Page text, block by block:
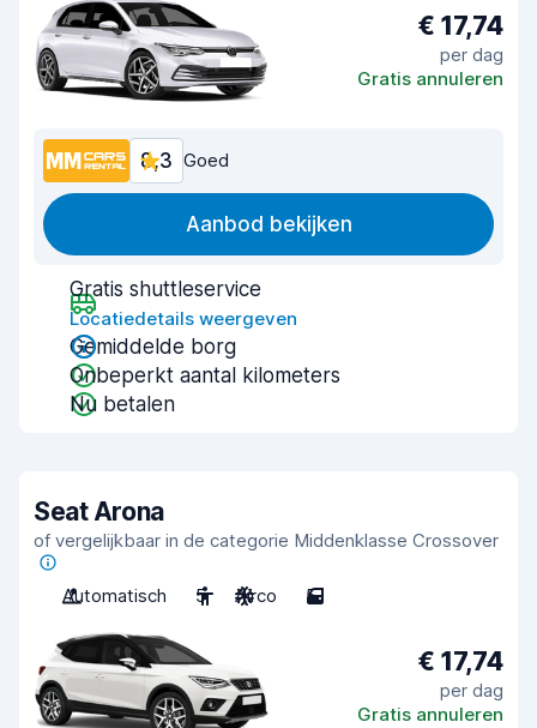
€ 17,74
per dag
Gratis annuleren
8,3 Goed
Aanbod bekijken
Gratis shuttleservice
Locatiedetails weergeven
Gemiddelde borg
Onbeperkt aantal kilometers
Nu betalen
Seat Arona
of vergelijkbaar in de categorie Middenklasse Crossover
Automatisch 5 Airco 5
€ 17,74
per dag
Gratis annuleren